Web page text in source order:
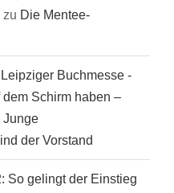
zu Die Mentee-
Buchmesse -
Schirm haben –
Junge
der Vorstand
So gelingt der Einstieg